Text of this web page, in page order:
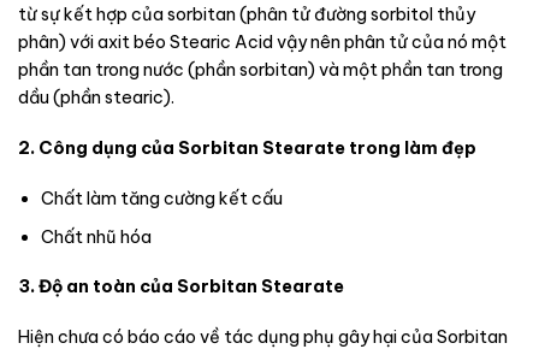
từ sự kết hợp của sorbitan (phân tử đường sorbitol thủy
phân) với axit béo Stearic Acid vậy nên phân tử của nó một
phần tan trong nước (phần sorbitan) và một phần tan trong
dầu (phần stearic).
2. Công dụng của Sorbitan Stearate trong làm đẹp
Chất làm tăng cường kết cấu
Chất nhũ hóa
3. Độ an toàn của Sorbitan Stearate
Hiện chưa có báo cáo về tác dụng phụ gây hại của Sorbitan